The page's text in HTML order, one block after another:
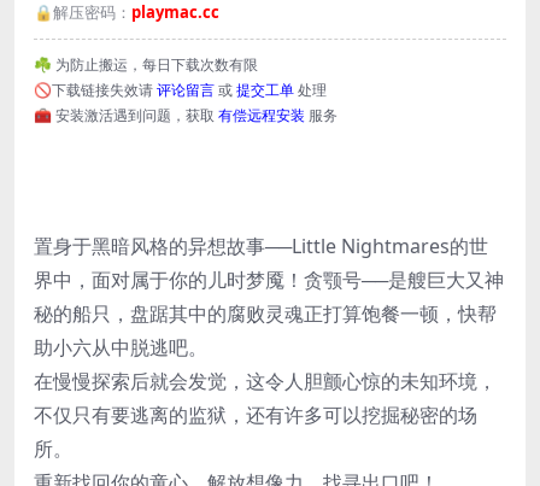
🔒解压密码： playmac.cc
☘️ 为防止搬运，每日下载次数有限
🚫下载链接失效请评论留言或提交工单处理
🧰 安装激活遇到问题，获取 有偿远程安装 服务
置身于黑暗风格的异想故事──Little Nightmares的世
界中，面对属于你的儿时梦魇！贪颚号──是艘巨大又神
秘的船只，盘踞其中的腐败灵魂正打算饱餐一顿，快帮
助小六从中脱逃吧。
在慢慢探索后就会发觉，这令人胆颤心惊的未知环境，
不仅只有要逃离的监狱，还有许多可以挖掘秘密的场
所。